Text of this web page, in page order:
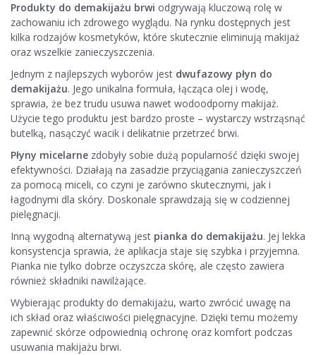
Produkty do demakijażu brwi odgrywają kluczową rolę w
zachowaniu ich zdrowego wyglądu. Na rynku dostępnych jest
kilka rodzajów kosmetyków, które skutecznie eliminują makijaż
oraz wszelkie zanieczyszczenia.
Jednym z najlepszych wyborów jest dwufazowy płyn do
demakijażu. Jego unikalna formuła, łącząca olej i wodę,
sprawia, że bez trudu usuwa nawet wodoodporny makijaż.
Użycie tego produktu jest bardzo proste – wystarczy wstrząsnąć
butelką, nasączyć wacik i delikatnie przetrzeć brwi.
Płyny micelarne zdobyły sobie dużą popularność dzięki swojej
efektywności. Działają na zasadzie przyciągania zanieczyszczeń
za pomocą miceli, co czyni je zarówno skutecznymi, jak i
łagodnymi dla skóry. Doskonale sprawdzają się w codziennej
pielęgnacji.
Inną wygodną alternatywą jest pianka do demakijażu. Jej lekka
konsystencja sprawia, że aplikacja staje się szybka i przyjemna.
Pianka nie tylko dobrze oczyszcza skórę, ale często zawiera
również składniki nawilżające.
Wybierając produkty do demakijażu, warto zwrócić uwagę na
ich skład oraz właściwości pielęgnacyjne. Dzięki temu możemy
zapewnić skórze odpowiednią ochronę oraz komfort podczas
usuwania makijażu brwi.